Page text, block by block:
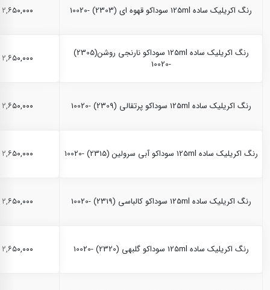
رنگ اکریلیک ساده 125ml سوداکو قهوه ای (2303) -10020 ۲,۶۵۰,۰۰۰ ریال
رنگ اکریلیک ساده 125ml سوداکو نارنجی روشن(2305)
-10020
۲,۶۵۰,۰۰۰ ریال
رنگ اکریلیک ساده 125ml سوداکو پرتقالی (2309) -10020 ۲,۶۵۰,۰۰۰ ریال
رنگ اکریلیک ساده 125ml سوداکو آبی سرولین (2315) -10020 ۲,۶۵۰,۰۰۰ ریال
رنگ اکریلیک ساده 125ml سوداکو کالباسی (2319) -10020 ۲,۶۵۰,۰۰۰ ریال
رنگ اکریلیک ساده 125ml سوداکو گلبهی (2320) -10020 ۲,۶۵۰,۰۰۰ ریال